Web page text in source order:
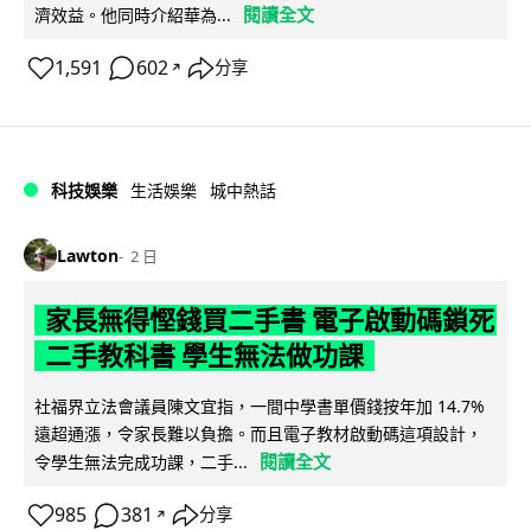
濟效益。他同時介紹華為...
閱讀全文
1,591 602 ↗ 分享
科技娛樂 生活娛樂 城中熱話
Lawton 2 日
家長無得慳錢買二手書 電子啟動碼鎖死
二手教科書 學生無法做功課
社福界立法會議員陳文宜指，一間中學書單價錢按年加 14.7%
遠超通漲，令家長難以負擔。而且電子教材啟動碼這項設計，
令學生無法完成功課，二手...
閱讀全文
985 381 ↗ 分享